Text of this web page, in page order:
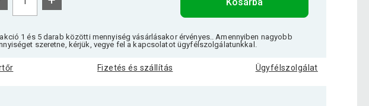
1 és 5 darab közötti mennyiség vásárlásakor érvényes.. Amennyiben nagyobb
szeretne, kérjük, vegye fel a kapcsolatot ügyfélszolgálatunkkal.
Fizetés és szállítás Ügyfélszolgálat